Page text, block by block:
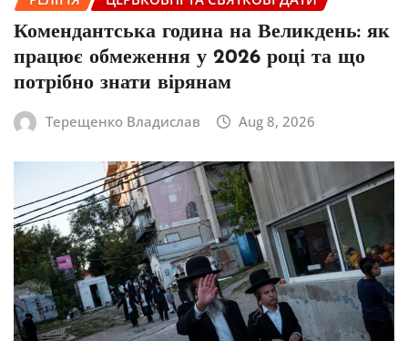
Комендантська година на Великдень: як
працює обмеження у 2026 році та що
потрібно знати вірянам
Терещенко Владислав Aug 8, 2026